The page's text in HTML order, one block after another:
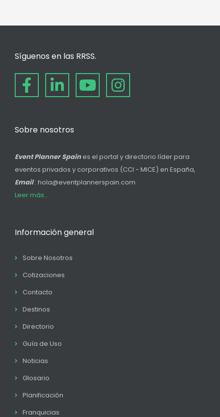
Síguenos en las RRSS.
Sobre nosotros
Event Planner Spain es el portal y directorio líder para
eventos privados y corporativos (CCI - MICE) en España,
Email: hola@eventplannerspain.com
Leer más...
Información general
Sobre Nosotros
Cotizaciones
Contacto
Destinos
Directorio
Guía de Uso
Noticias
Glosario
Planificación
Franquicias